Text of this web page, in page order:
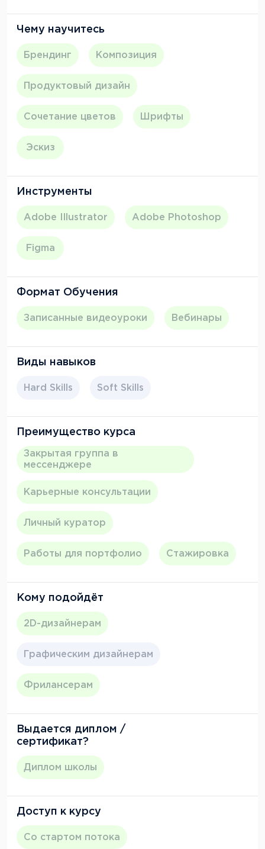
Чему научитесь
Брендинг Композиция
Продуктовый дизайн
Сочетание цветов Шрифты
Эскиз
Инструменты
Adobe Illustrator Adobe Photoshop
Figma
Формат Обучения
Записанные видеоуроки Вебинары
Виды навыков
Hard Skills Soft Skills
Преимущество курса
Закрытая группа в
мессенджере
Карьерные консультации
Личный куратор
Работы для портфолио Стажировка
Кому подойдёт
2D-дизайнерам
Графическим дизайнерам
Фрилансерам
Выдается диплом /
сертификат?
Диплом школы
Доступ к курсу
Со стартом потока